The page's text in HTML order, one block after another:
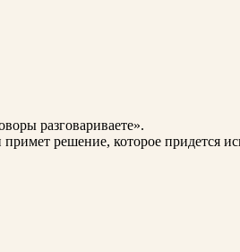
разговариваете».
примет решение, которое придется